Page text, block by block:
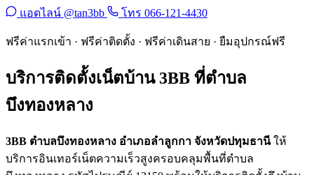
แอดไลน์ @tan3bb โทร 066-121-4430
ฟรีค่าแรกเข้า · ฟรีค่าติดตั้ง · ฟรีค่าเดินสาย · ยืมอุปกรณ์ฟรี
บริการติดตั้งเน็ตบ้าน 3BB ที่ตำบล
บึงทองหลาง
3BB ตำบลบึงทองหลาง อำเภอลำลูกกา จังหวัดปทุมธานีให้
บริการอินเทอร์เน็ตความเร็วสูงครอบคลุมพื้นที่ตำบล